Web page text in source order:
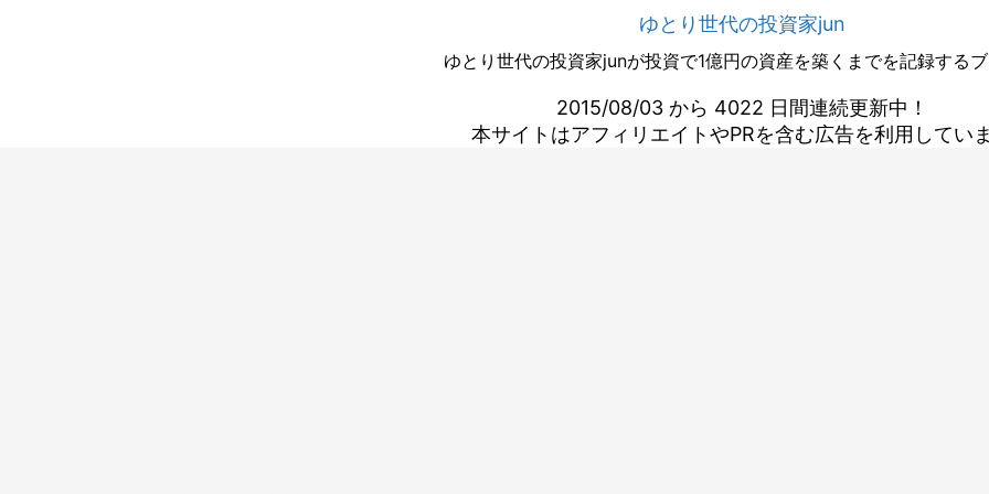
ゆとり世代の投資家jun
ゆとり世代の投資家junが投資で1億円の資産を築くまでを記録するブ
2015/08/03 から 4022 日間連続更新中！
本サイトはアフィリエイトやPRを含む広告を利用してい